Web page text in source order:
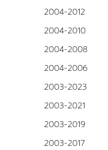
2004-2012
2004-2010
2004-2008
2004-2006
2003-2023
2003-2021
2003-2019
2003-2017